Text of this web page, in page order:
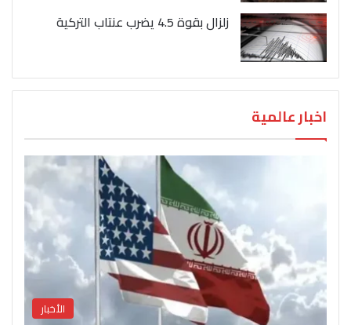
زلزال بقوة 4.5 يضرب عنتاب التركية
اخبار عالمية
الأخبار